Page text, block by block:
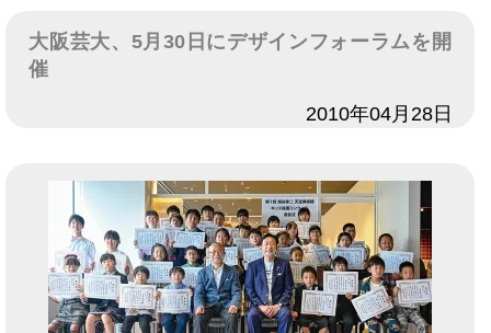
大阪芸大、5月30日にデザインフォーラムを開
催
2010年04月28日